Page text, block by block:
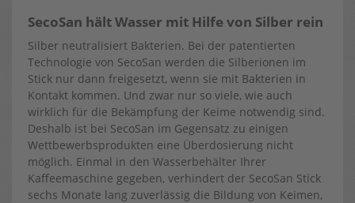
SecoSan hält Wasser mit Hilfe von Silber rein
Silber neutralisiert Bakterien. Bei der patentierten
Technologie von SecoSan werden die Silberionen im
Stick nur dann freigesetzt, wenn sie mit Bakterien in
Kontakt kommen. Und zwar nur so viele, wie auch
wirklich für die Bekämpfung der Keime notwendig sind.
Deshalb ist bei SecoSan im Gegensatz zu einigen
Wettbewerbsprodukten eine Überdosierung nicht
möglich. Einmal in den Wasserbehälter Ihrer
Kaffeemaschine gegeben, verhindert der SecoSan Stick
sechs Monate lang zuverlässig die Bildung von Keimen,